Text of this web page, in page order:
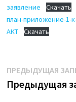
заявление
Скачать
план-приложение-1-
АКТ
Скачать
по
ПРЕДЫДУЩАЯ
Предыдущая